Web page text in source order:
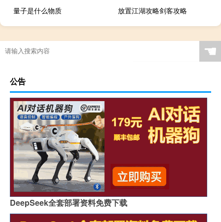
量子是什么物质
放置江湖攻略剑客攻略
☚
公告
DeepSeek全套部署资料免费下载